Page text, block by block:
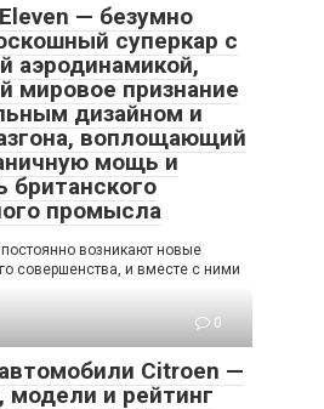
— безумно
суперкар с
аэродинамикой,
мировое признание
дизайном и
воплощающий
мощь и
британского
промысла
возникают новые
совершенства, и вместе с ними
0
Citroen —
модели и рейтинг